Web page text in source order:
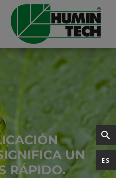
UN
RÁPIDO.
ES